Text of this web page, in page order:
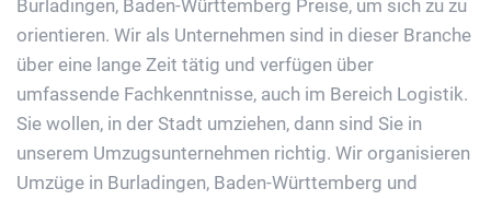
Burladingen, Baden-Württemberg Preise, um sich zu zu
orientieren. Wir als Unternehmen sind in dieser Branche
über eine lange Zeit tätig und verfügen über
umfassende Fachkenntnisse, auch im Bereich Logistik.
Sie wollen, in der Stadt umziehen, dann sind Sie in
unserem Umzugsunternehmen richtig. Wir organisieren
Umzüge in Burladingen, Baden-Württemberg und